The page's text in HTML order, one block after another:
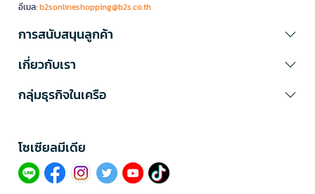
อีเมล:b2sonlineshopping@b2s.co.th
การสนับสนุนลูกค้า
เกี่ยวกับเรา
กลุ่มธุรกิจในเครือ
โซเซียลมีเดีย​